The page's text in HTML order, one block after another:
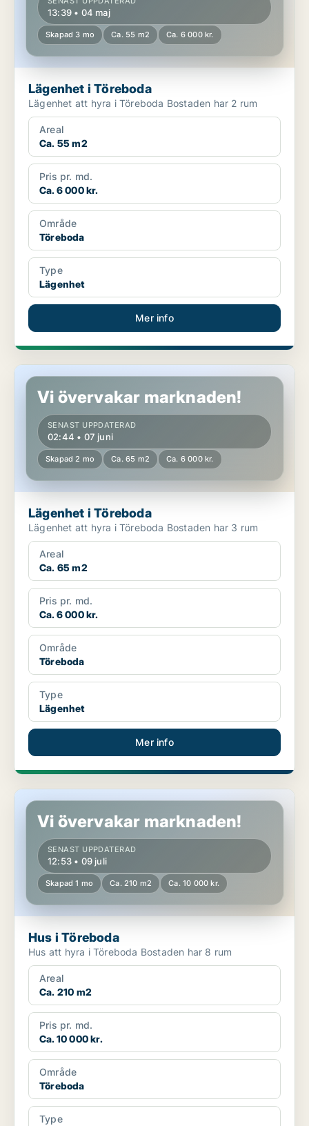
13:39 • 04 maj
Skapad 3 mo Ca. 55 m2 Ca. 6 000 kr.
Lägenhet i Töreboda
Lägenhet att hyra i Töreboda Bostaden har 2 rum
Areal
Ca. 55 m2
Pris pr. md.
Ca. 6 000 kr.
Område
Töreboda
Type
Lägenhet
Mer info
Lägenhet i Töreboda
Vi övervakar marknaden!
SENAST UPPDATERAD
02:44 • 07 juni
Skapad 2 mo Ca. 65 m2 Ca. 6 000 kr.
Lägenhet i Töreboda
Lägenhet att hyra i Töreboda Bostaden har 3 rum
Areal
Ca. 65 m2
Pris pr. md.
Ca. 6 000 kr.
Område
Töreboda
Type
Lägenhet
Mer info
Hus i Töreboda
Vi övervakar marknaden!
SENAST UPPDATERAD
12:53 • 09 juli
Skapad 1 mo Ca. 210 m2 Ca. 10 000 kr.
Hus i Töreboda
Hus att hyra i Töreboda Bostaden har 8 rum
Areal
Ca. 210 m2
Pris pr. md.
Ca. 10 000 kr.
Område
Töreboda
Type